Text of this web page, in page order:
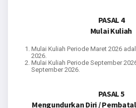
PASAL 4
Mulai Kuliah
Mulai Kuliah Periode Maret 2026
2026.
Mulai Kuliah Periode September
September 2026.
PASAL 5
Mengundurkan Diri /